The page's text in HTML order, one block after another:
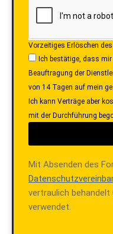
Vorzeitiges Erlöschen
Ich bestätige, dass
Beauftragung der
von 14 Tagen auf mein
Ich kann Verträge aber
mit der Durchführung
Mit Absenden des
vertraulich
verwendet.